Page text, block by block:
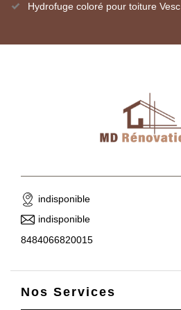
Hydrofuge coloré pour toiture Vesc
indisponible
indisponible
8484066820015
Nos Services